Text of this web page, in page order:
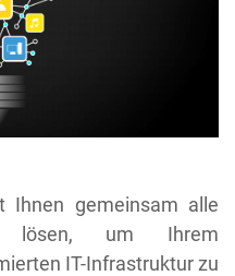
Ihnen gemeinsam alle
lösen, um Ihrem
IT-Infrastruktur zu